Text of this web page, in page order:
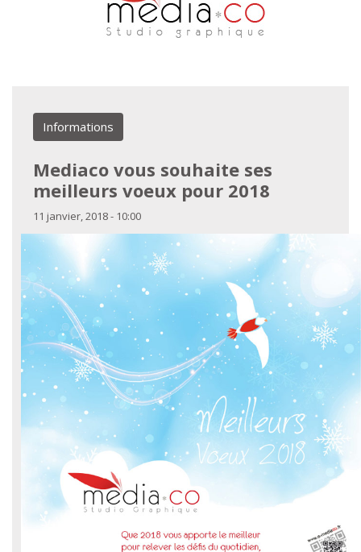
Aller au contenu principal
Informations
Mediaco vous souhaite ses
meilleurs voeux pour 2018
11 janvier, 2018 - 10:00